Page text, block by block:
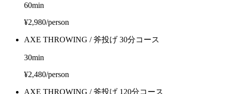
60min
¥2,980/person
AXE THROWING / 斧投げ 30分コース
30min
¥2,480/person
AXE THROWING / 斧投げ 120分コース